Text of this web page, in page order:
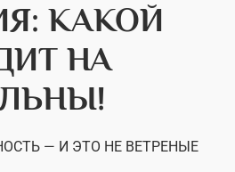
КАКОЙ
НА
— И ЭТО НЕ ВЕТРЕНЫЕ